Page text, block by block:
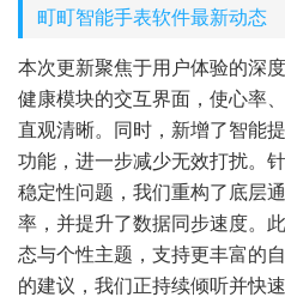
町町智能手表软件最新动态
本次更新聚焦于用户体验的深
健康模块的交互界面，使心率
直观清晰。同时，新增了智能
功能，进一步减少无效打扰。
稳定性问题，我们重构了底层
率，并提升了数据同步速度。
态与个性主题，支持更丰富的
的建议，我们正持续倾听并快